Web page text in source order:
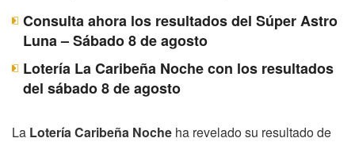
Consulta ahora los resultados del Súper Astro
Luna – Sábado 8 de agosto
Lotería La Caribeña Noche con los resultados
del sábado 8 de agosto
La Lotería Caribeña Noche ha revelado su resultado de